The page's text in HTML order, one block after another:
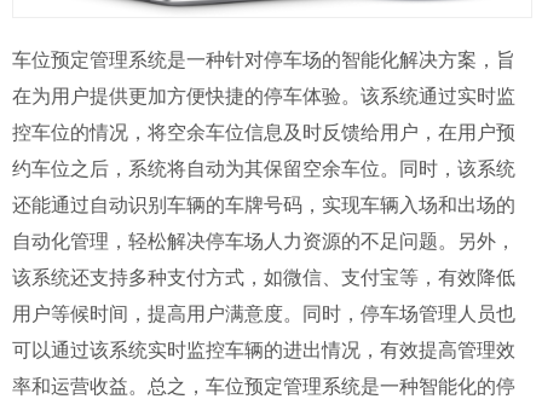
车位预定管理系统是一种针对停车场的智能化解决方案，旨
在为用户提供更加方便快捷的停车体验。该系统通过实时监
控车位的情况，将空余车位信息及时反馈给用户，在用户预
约车位之后，系统将自动为其保留空余车位。同时，该系统
还能通过自动识别车辆的车牌号码，实现车辆入场和出场的
自动化管理，轻松解决停车场人力资源的不足问题。另外，
该系统还支持多种支付方式，如微信、支付宝等，有效降低
用户等候时间，提高用户满意度。同时，停车场管理人员也
可以通过该系统实时监控车辆的进出情况，有效提高管理效
率和运营收益。总之，车位预定管理系统是一种智能化的停